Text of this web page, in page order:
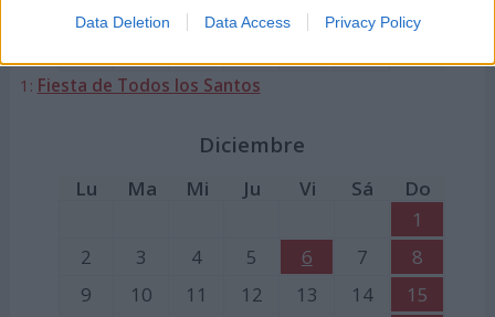
Data Deletion Data Access Privacy Policy
18
19 20 21 22 23
24
1: Fiesta de Todos los Santos
Diciembre
Lu Ma Mi Ju Vi Sá
Do
1
2
3 4 5 6 7
8
9
10 11 12 13 14
15